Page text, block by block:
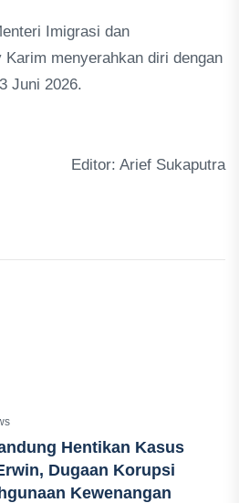
Imigrasi dan
menyerahkan diri dengan
Juni 2026.
Editor: Arief Sukaputra
Hentikan Kasus
Dugaan Korupsi
Kewenangan